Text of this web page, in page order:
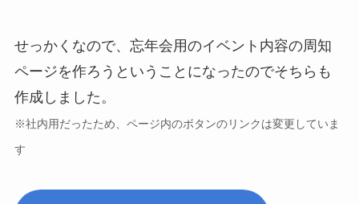
せっかくなので、忘年会用のイベント内容の周知
ページを作ろうということになったのでそちらも
作成しました。
※社内用だったため、ページ内のボタンのリンクは変更していま
す